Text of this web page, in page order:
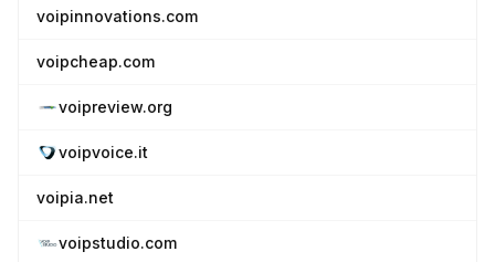
voipinnovations.com
voipcheap.com
voipreview.org
voipvoice.it
voipia.net
voipstudio.com